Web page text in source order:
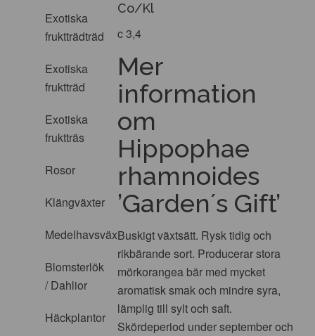
Exotiska
fruktträdträd
Exotiska
fruktträd
Exotiska
fruktträs
Rosor
Klängväxter
Medelhavsväxter
Blomsterlök
/ Dahlior
Häckplantor
Co/Kl
c 3,4
Mer
information
om
Hippophae
rhamnoides
’Garden´s Gift’
Buskigt växtsätt. Rysk tidig och
rikbärande sort. Producerar stora
mörkorangea bär med mycket
aromatisk smak och mindre syra,
lämplig till sylt och saft.
Skördeperiod under september och